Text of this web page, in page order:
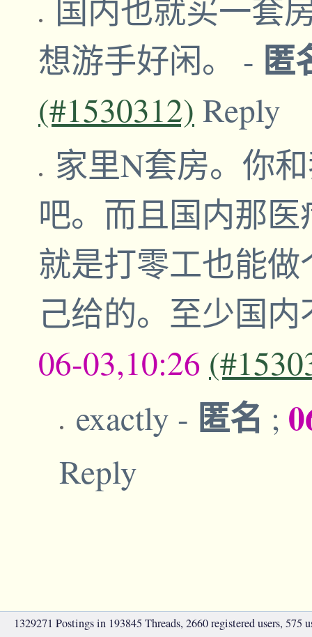
国内也就买一套
想游手好闲。 - 匿
(#1530312) Reply
家里N套房。你
吧。而且国内那
就是打零工也能
己给的。至少国
06-03,10:26
exactly - 匿名 ;
Reply
1329271 Postings in 193845 Threads, 2660 registered users, 575